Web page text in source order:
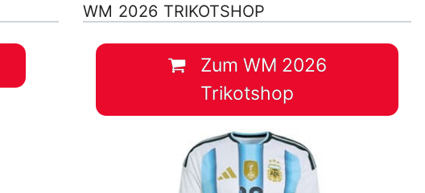
WM 2026 TRIKOTSHOP
Zum WM 2026
Trikotshop